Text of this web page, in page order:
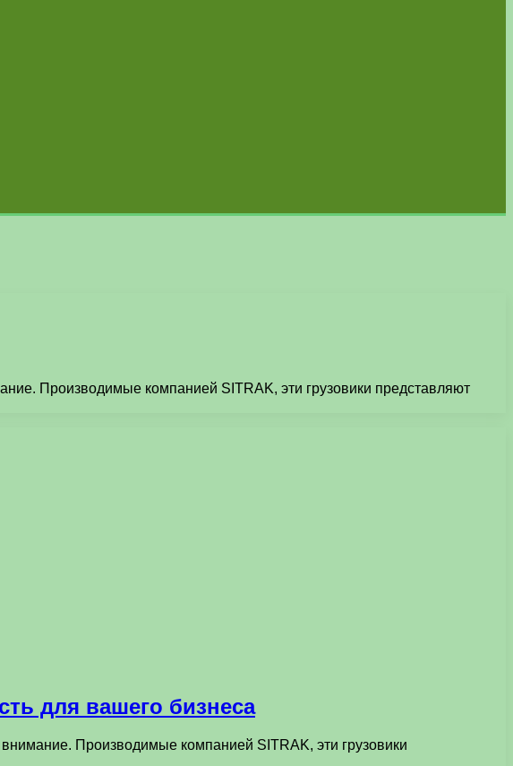
Производимые компанией SITRAK, эти грузовики представляют
для вашего бизнеса
внимание. Производимые компанией SITRAK, эти грузовики